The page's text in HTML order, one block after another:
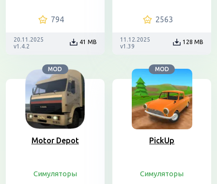
794
20.11.2025
v1.4.2
41 MB
2563
11.12.2025
v1.39
128 MB
MOD
Motor Depot
Симуляторы
MOD
PickUp
Симуляторы